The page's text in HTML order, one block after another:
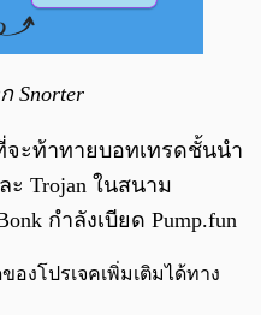
Snorter
ะท้าทายบอทเทรดชั้นนำ
ะ Trojan ในสนาม
กำลังเบียด Pump.fun
องโปรเจคเพิ่มเติมได้ทาง